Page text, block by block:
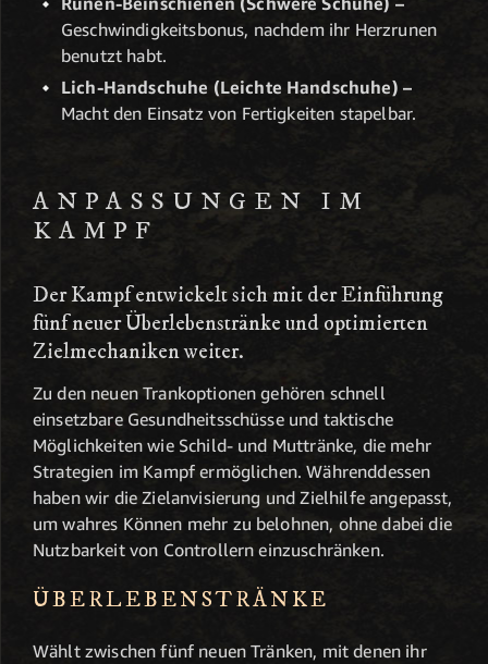
Geschwindigkeitsbonus, nachdem ihr Herzrunen
benutzt habt.
Lich-Handschuhe (Leichte Handschuhe) –
Macht den Einsatz von Fertigkeiten stapelbar.
ANPASSUNGEN IM
KAMPF
Der Kampf entwickelt sich mit der Einführung
fünf neuer Überlebenstränke und optimierten
Zielmechaniken weiter.
Zu den neuen Trankoptionen gehören schnell
einsetzbare Gesundheitsschüsse und taktische
Möglichkeiten wie Schild- und Muttränke, die mehr
Strategien im Kampf ermöglichen. Währenddessen
haben wir die Zielanvisierung und Zielhilfe angepasst,
um wahres Können mehr zu belohnen, ohne dabei die
Nutzbarkeit von Controllern einzuschränken.
ÜBERLEBENSTRÄNKE
Wählt zwischen fünf neuen Tränken, mit denen ihr